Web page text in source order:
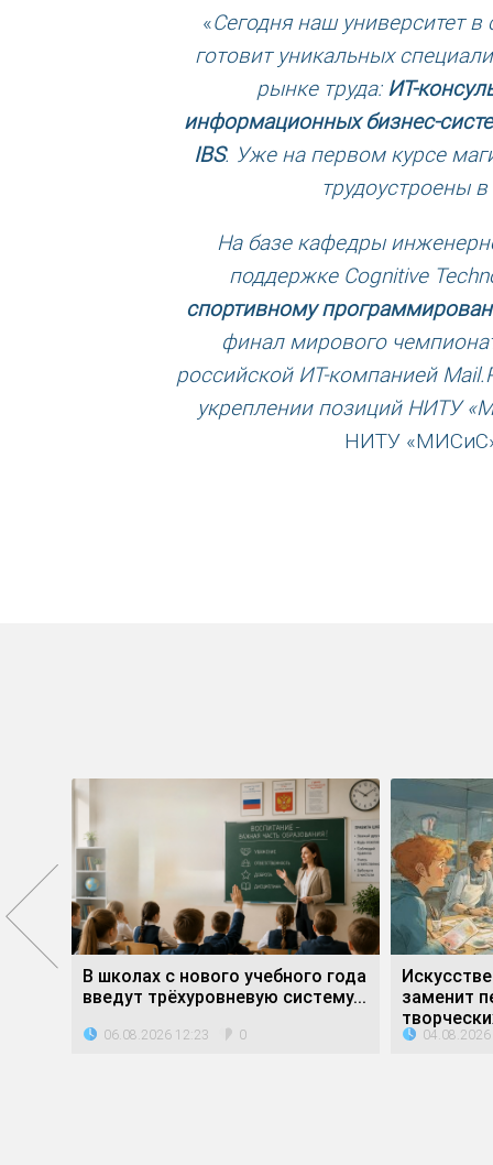
«Сегодня наш университет в
готовит уникальных
рынке труда: ИТ-
информационных бизнес-
IBS. Уже на первом курсе
трудоустроены
На базе кафедры
поддержке Cognitive
спортивному
финал мирового
российской ИТ-компанией
укреплении позиций НИТУ
НИТУ
В школах с нового учебного года
введут трёхуровневую систему...
06.08.2026 12:23 0
заменит